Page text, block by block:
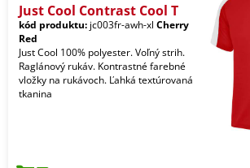
Just Cool Contrast Cool T
kód produktu: jc003fr-awh-xl Cherry
Red
Just Cool 100% polyester. Voľný strih.
Raglánový rukáv. Kontrastné farebné
vložky na rukávoch. Ľahká textúrovaná
tkanina